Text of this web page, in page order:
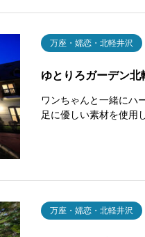
万座・嬬恋・北軽井沢
ゆとりろガーデン
ワンちゃんと一緒にハ
足に優しい素材を使用
万座・嬬恋・北軽井沢